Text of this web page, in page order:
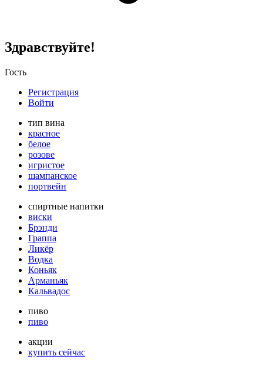
Здравствуйте!
Гость
Регистрация
Войти
тип вина
красное
белое
розове
игристое
шампанское
портвейн
спиртные напитки
виски
Брэнди
Граппа
Ликёр
Водка
Коньяк
Арманьяк
Кальвадос
пиво
пиво
акции
купить сейчас